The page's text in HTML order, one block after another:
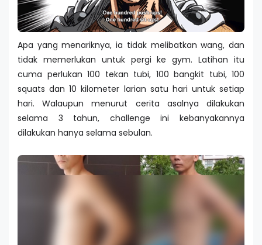
Apa yang menariknya, ia tidak melibatkan wang, dan
tidak memerlukan untuk pergi ke gym. Latihan itu
cuma perlukan 100 tekan tubi, 100 bangkit tubi, 100
squats dan 10 kilometer larian satu hari untuk setiap
hari. Walaupun menurut cerita asalnya dilakukan
selama 3 tahun, challenge ini kebanyakannya
dilakukan hanya selama sebulan.